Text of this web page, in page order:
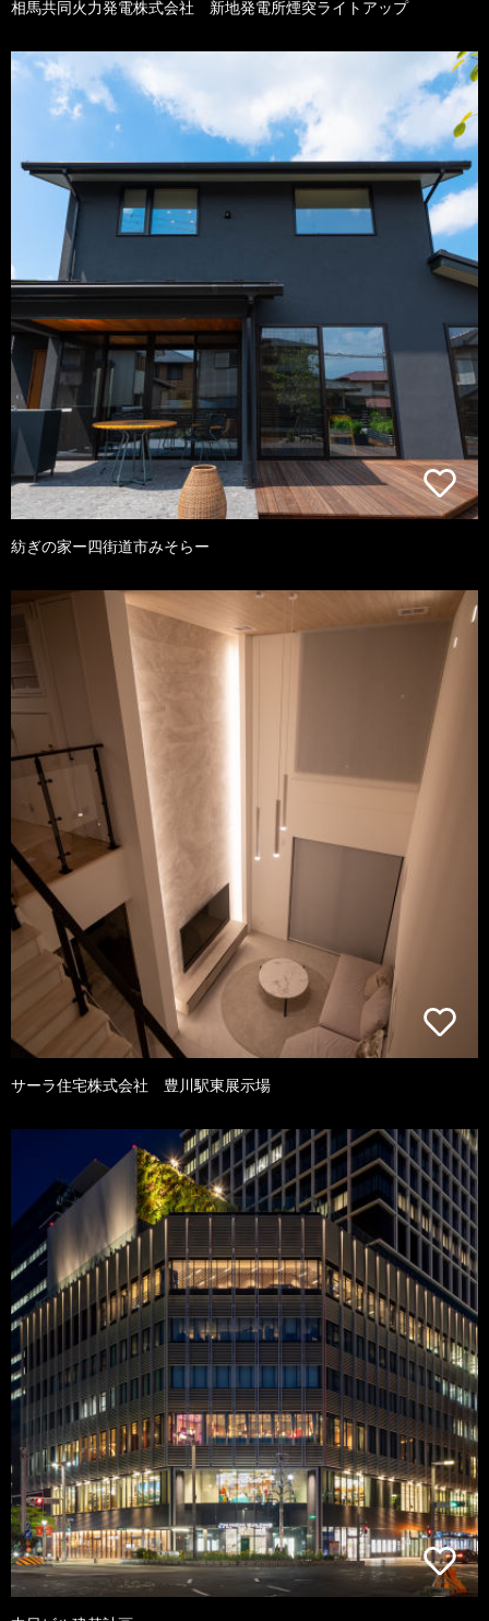
相馬共同火力発電株式会社 新地発電所煙突ライトアップ
紡ぎの家ー四街道市みそらー
サーラ住宅株式会社 豊川駅東展示場